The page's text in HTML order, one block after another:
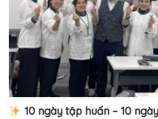
10 ngày tập huấn – 10